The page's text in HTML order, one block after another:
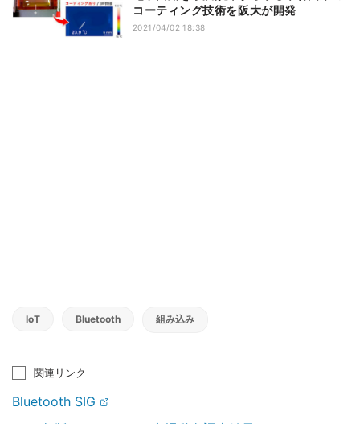
コーティング技術を阪大が開発
2021/04/02 18:38
IoT Bluetooth 組み込み
関連リンク
Bluetooth SIG